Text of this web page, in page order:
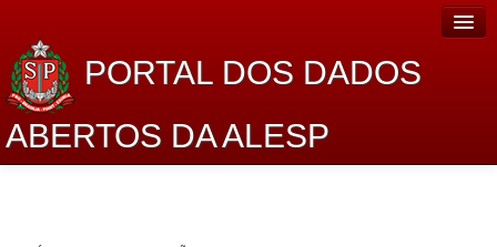
PORTAL DOS DADOS
ABERTOS DA ALESP